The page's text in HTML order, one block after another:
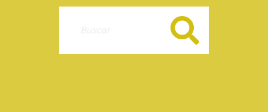
Buscar